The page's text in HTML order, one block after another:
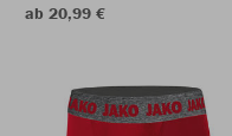
ab 20,99 €